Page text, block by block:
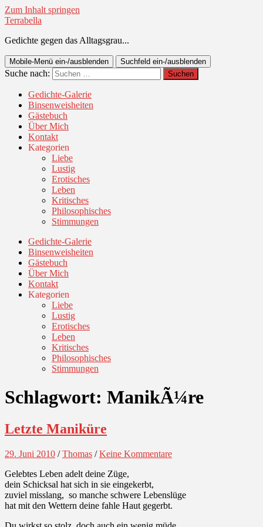
Zum Inhalt springen
Terrabella
Gedichte gegen das Alltagsgrau...
Mobile-Menü ein-/ausblenden Suchfeld ein-/ausblenden
Suche nach:
Gedichte-Galerie
Binsenweisheiten
Gästebuch
Über Mich
Kontakt
Kategorien
Liebe
Lustig
Erotisches
Leben
Kritisches
Philosophisches
Stimmungen
Gedichte-Galerie
Binsenweisheiten
Gästebuch
Über Mich
Kontakt
Kategorien
Liebe
Lustig
Erotisches
Leben
Kritisches
Philosophisches
Stimmungen
Schlagwort: ManikÃ¼re
Letzte Maniküre
29. Juni 2010 /Thomas /Keine Kommentare
Gelebtes Leben adelt deine Züge,
dein Schicksal hat sich in sie eingekerbt,
zuviel misslang, so manche schwere Lebenslüge
hat mit den Wettern deine fahle Haut gegerbt.